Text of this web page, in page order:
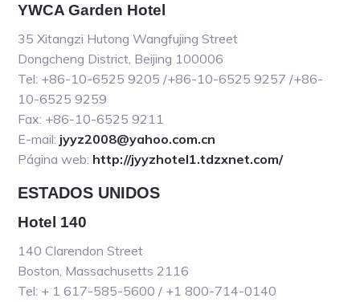
YWCA Garden Hotel
35 Xitangzi Hutong Wangfujing Street
Dongcheng District, Beijing 100006
Tel: +86-10-6525 9205 /+86-10-6525 9257 /+86-
10-6525 9259
Fax: +86-10-6525 9211
E-mail: jyyz2008@yahoo.com.cn
Página web: http://jyyzhotel1.tdzxnet.com/
ESTADOS UNIDOS
Hotel 140
140 Clarendon Street
Boston, Massachusetts 2116
Tel: + 1 617-585-5600 / +1 800-714-0140